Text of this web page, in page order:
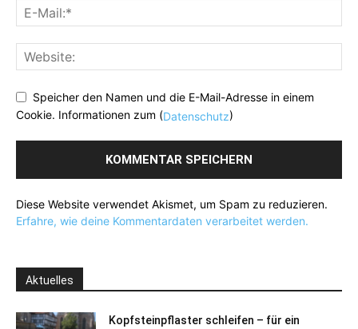
Speicher den Namen und die E-Mail-Adresse in einem
Cookie. Informationen zum (Datenschutz)
Diese Website verwendet Akismet, um Spam zu reduzieren.
Erfahre, wie deine Kommentardaten verarbeitet werden.
Aktuelles
Kopfsteinpflaster schleifen – für ein